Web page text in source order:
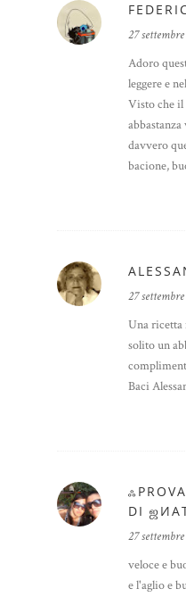
27
Adoro
leggere e
Visto che il
davvero
bacione,
27
Una ricetta
solito un
Baci
DI
27
veloce e
e l'aglio e